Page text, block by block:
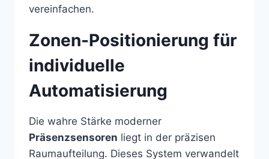
vereinfachen.
Zonen-Positionierung für
individuelle
Automatisierung
Die wahre Stärke moderner
Präsenzsensoren liegt in der präzisen
Raumaufteilung. Dieses System verwandelt